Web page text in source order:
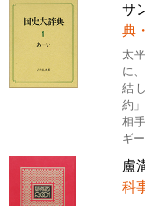
サ
典
太
に
結
約
相
ギ
盧
科